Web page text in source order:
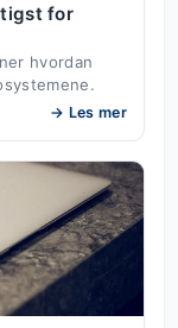
for
hvordan
→ Les mer